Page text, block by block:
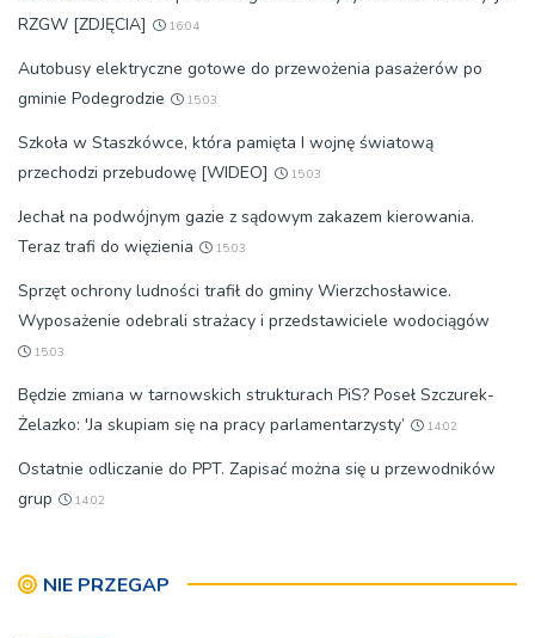
RZGW [ZDJĘCIA]
16:04
Autobusy elektryczne gotowe do przewożenia pasażerów po
gminie Podegrodzie
15:03
Szkoła w Staszkówce, która pamięta I wojnę światową
przechodzi przebudowę [WIDEO]
15:03
Jechał na podwójnym gazie z sądowym zakazem kierowania.
Teraz trafi do więzienia
15:03
Sprzęt ochrony ludności trafił do gminy Wierzchosławice.
Wyposażenie odebrali strażacy i przedstawiciele wodociągów
15:03
Będzie zmiana w tarnowskich strukturach PiS? Poseł Szczurek-
Żelazko: 'Ja skupiam się na pracy parlamentarzysty’
14:02
Ostatnie odliczanie do PPT. Zapisać można się u przewodników
grup
14:02
NIE PRZEGAP